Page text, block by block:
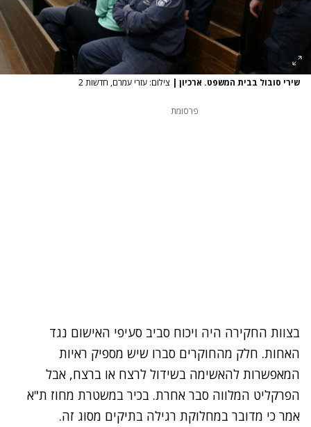
שירי סובול בבית המשפט. ארכיון | צילום: עזרי עמרם, חדשות 2
פרסומת
בצוות החקירה היה ויכוח סביב סעיפי האישום נגד
האחות. חלק מהחוקרים סברו שיש מספיק ראיות
המאפשרות להאשימה בשידול לרצח או ברצח, אבל
הפרקליט המלווה סבר אחרת. בכיר במשטרת מחוז ת"א
אמר כי מדובר במחלוקת רגילה בתיקים מסוג זה.